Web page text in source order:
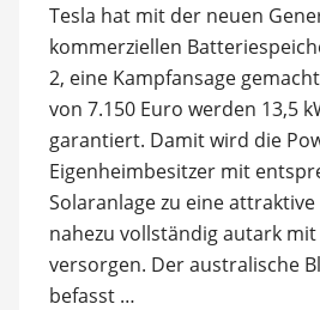
Tesla hat mit der neuen
kommerziellen
2, eine Kampfansage
von 7.150 Euro werden 13,5
garantiert. Damit wird die
Eigenheimbesitzer mit
Solaranlage zu eine
nahezu vollständig autark mit
versorgen. Der australische
befasst …